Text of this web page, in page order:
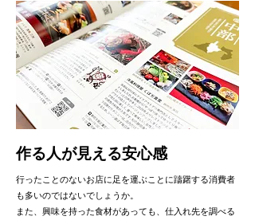
作る人が見える安心感
行ったことのないお店に足を運ぶことに躊躇する消費者
も多いのではないでしょうか。
また、興味を持った食材があっても、仕入れ先を調べる